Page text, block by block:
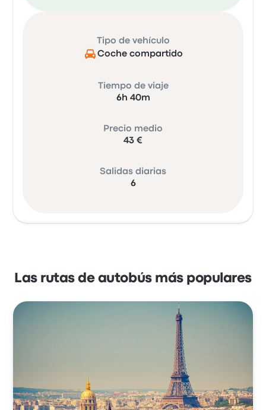
Tipo de vehículo
Coche compartido
Tiempo de viaje
6h 40m
Precio medio
43 €
Salidas diarias
6
Las rutas de autobús más populares